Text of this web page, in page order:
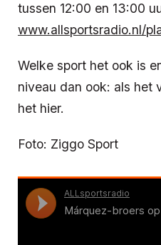
tussen 12:00 en 13:00
www.allsportsradio.nl/
Welke sport het ook is
niveau dan ook: als het
het hier.
Foto: Ziggo Sport